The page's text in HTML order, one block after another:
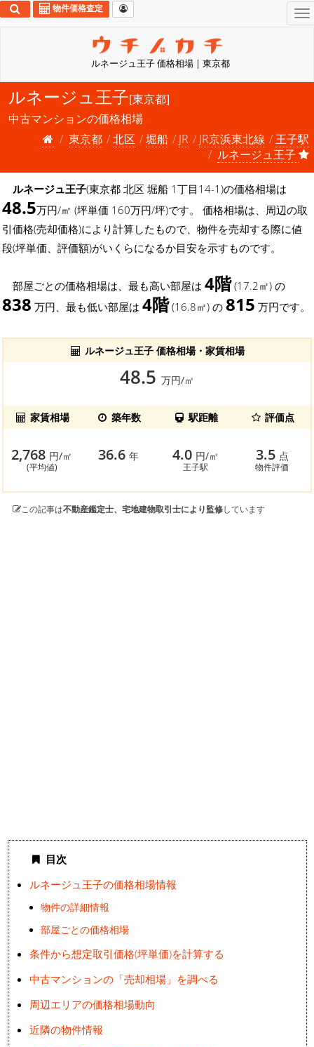
ルネージュ王子 価格相場 | 東京都
物件価格査定
ルネージュ王子[東京都]
中古マンションの価格相場
東京都
北区 堀船 JR JR京浜東北線
王子駅
ルネージュ王子
ルネージュ王子(東京都 北区 堀船 1丁目14-1)の価格相場は
48.5万円/㎡ (坪単価 160万円/坪)です。 価格相場は、周辺の取
引価格(売却価格)により計算したもので、物件を売却する際に値
段(坪単価、評価額)がいくらになるか目安を示すものです。
部屋ごとの価格相場は、最も高い部屋は 4階(17.2㎡) の
838 万円、最も低い部屋は 4階(16.8㎡) の 815 万円です。
ルネージュ王子 価格相場・家賃相場
48.5 万円/㎡
家賃相場 築年数 駅距離 評価点
2,768 円/㎡
(平均値)
36.6年 4.0 円/㎡
王子駅
3.5 点
物件評価
この記事は不動産鑑定士、宅地建物取引士により監修しています
目次
ルネージュ王子の価格相場情報
物件の詳細情報
部屋ごとの価格相場
条件から想定取引価格(坪単価)を計算する
中古マンションの「売却相場」を調べる
周辺エリアの価格相場動向
近隣の物件情報